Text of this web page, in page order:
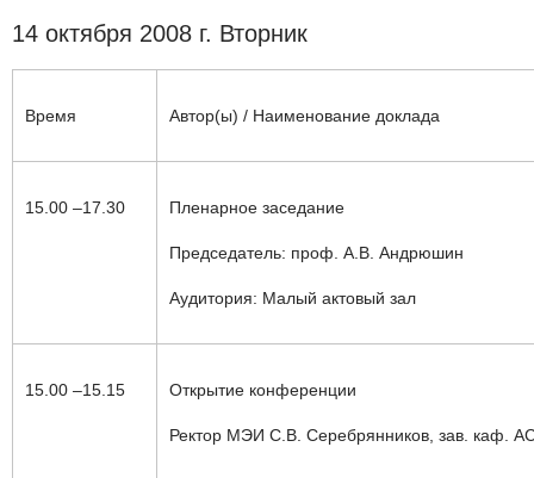
14 октября 2008 г. Вторник
Время Автор(ы) / Наиме​нование доклада
15.00 –17.30 Пленарное заседание
Председатель: проф. А.В. Андрюшин
Аудитория: Малый актовый зал
15.00 –15.15 Открытие конференции
Ректор МЭИ С.В. Серебрянников, зав. каф.